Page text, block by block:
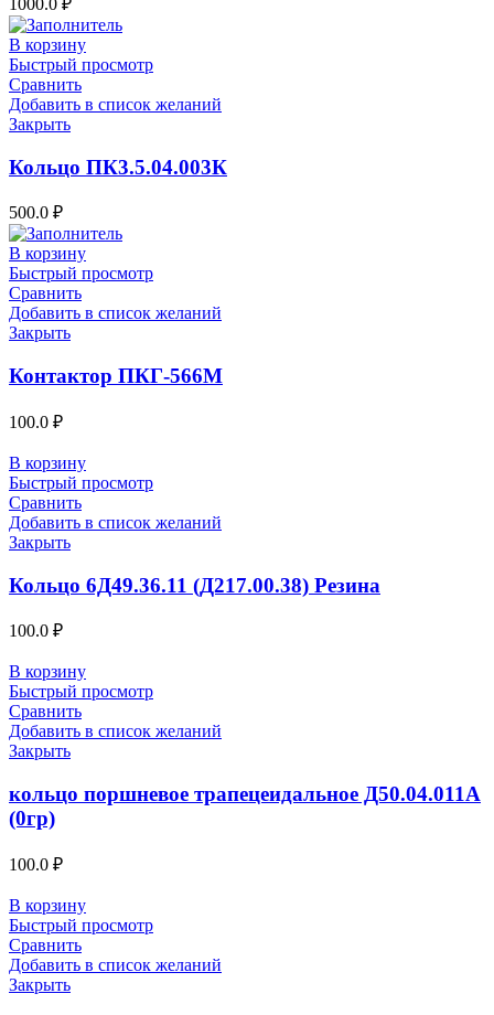
1000.0 ₽
В корзину
Быстрый просмотр
Сравнить
Добавить в список желаний
Закрыть
Кольцо ПК3.5.04.003К
500.0 ₽
В корзину
Быстрый просмотр
Сравнить
Добавить в список желаний
Закрыть
Контактор ПКГ-566М
100.0 ₽
В корзину
Быстрый просмотр
Сравнить
Добавить в список желаний
Закрыть
Кольцо 6Д49.36.11 (Д217.00.38) Резина
100.0 ₽
В корзину
Быстрый просмотр
Сравнить
Добавить в список желаний
Закрыть
кольцо поршневое трапецеидальное Д50.04.011А
(0гр)
100.0 ₽
В корзину
Быстрый просмотр
Сравнить
Добавить в список желаний
Закрыть